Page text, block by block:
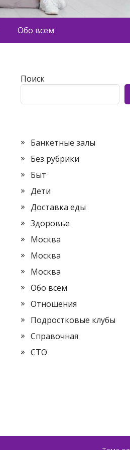
Обо всем
Поиск
Банкетные залы
Без рубрики
Быт
Дети
Доставка еды
Здоровье
Москва
Москва
Москва
Обо всем
Отношения
Подростковые клубы
Справочная
СТО